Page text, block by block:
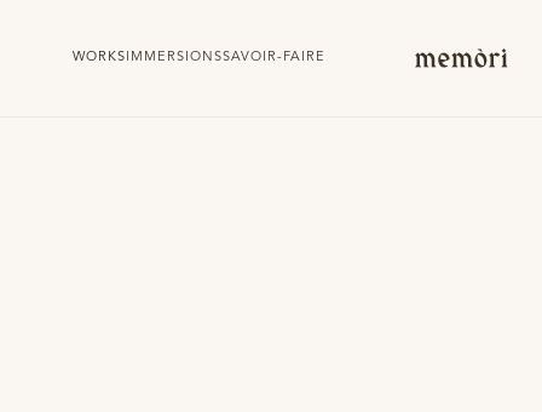
WORKS IMMERSIONSSAVOIR-FAIRE